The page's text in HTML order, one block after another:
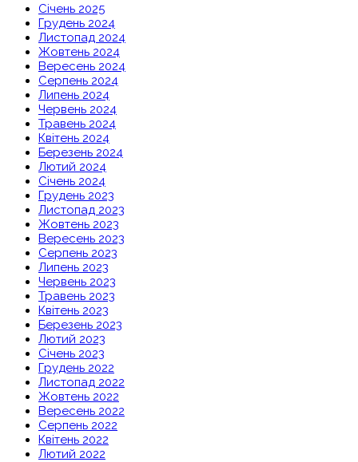
Січень 2025
Грудень 2024
Листопад 2024
Жовтень 2024
Вересень 2024
Серпень 2024
Липень 2024
Червень 2024
Травень 2024
Квітень 2024
Березень 2024
Лютий 2024
Січень 2024
Грудень 2023
Листопад 2023
Жовтень 2023
Вересень 2023
Серпень 2023
Липень 2023
Червень 2023
Травень 2023
Квітень 2023
Березень 2023
Лютий 2023
Січень 2023
Грудень 2022
Листопад 2022
Жовтень 2022
Вересень 2022
Серпень 2022
Квітень 2022
Лютий 2022